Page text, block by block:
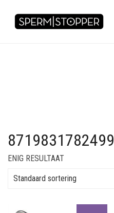
8719831782499
ENIG RESULTAAT
Standaard sortering